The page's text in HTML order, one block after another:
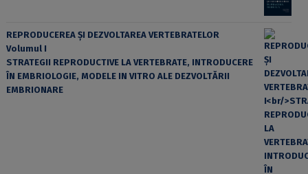
REPRODUCEREA ȘI DEZVOLTAREA VERTEBRATELOR
Volumul I
STRATEGII REPRODUCTIVE LA VERTEBRATE, INTRODUCERE
ÎN EMBRIOLOGIE, MODELE IN VITRO ALE DEZVOLTĂRII
EMBRIONARE